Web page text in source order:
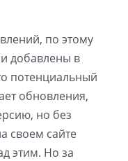
по этому
добавлены в
потенциальный
обновления,
но без
своем сайте
этим. Но за